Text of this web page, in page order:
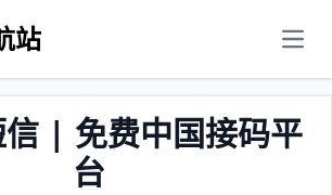
站
| 免费中国接码平
台